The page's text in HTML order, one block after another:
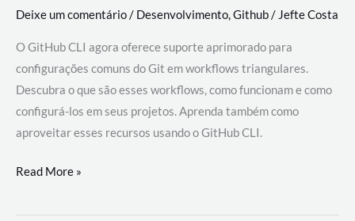
Deixe um comentário/ Desenvolvimento,Github/ Jefte Costa
O GitHub CLI agora oferece suporte aprimorado para
configurações comuns do Git em workflows triangulares.
Descubra o que são esses workflows, como funcionam e como
configurá-los em seus projetos. Aprenda também como
aproveitar esses recursos usando o GitHub CLI.
GitHub
revoluciona
Read More »